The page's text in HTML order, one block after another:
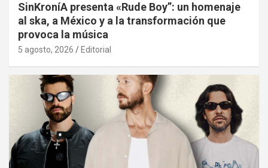
SinKroníA presenta «Rude Boy”: un homenaje
al ska, a México y a la transformación que
provoca la música
5 agosto, 2026 Editorial